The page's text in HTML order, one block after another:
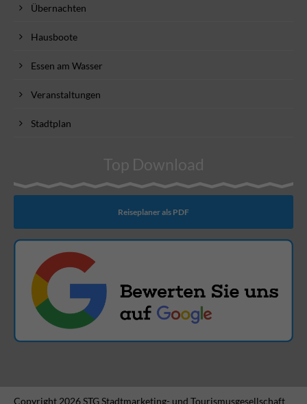
Übernachten
Hausboote
Essen am Wasser
Veranstaltungen
Stadtplan
Top Download
Reiseplaner als PDF
Copyright 2026 STG Stadtmarketing- und Tourismusgesellschaft